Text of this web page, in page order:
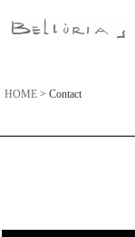
HOME > Contact